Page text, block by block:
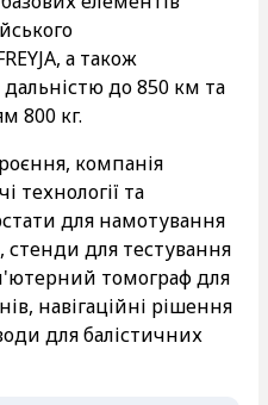
а також
дальністю до 850 км та
800 кг.
компанія
технології та
для намотування
стенди для тестування
томограф для
навігаційні рішення
для балістичних